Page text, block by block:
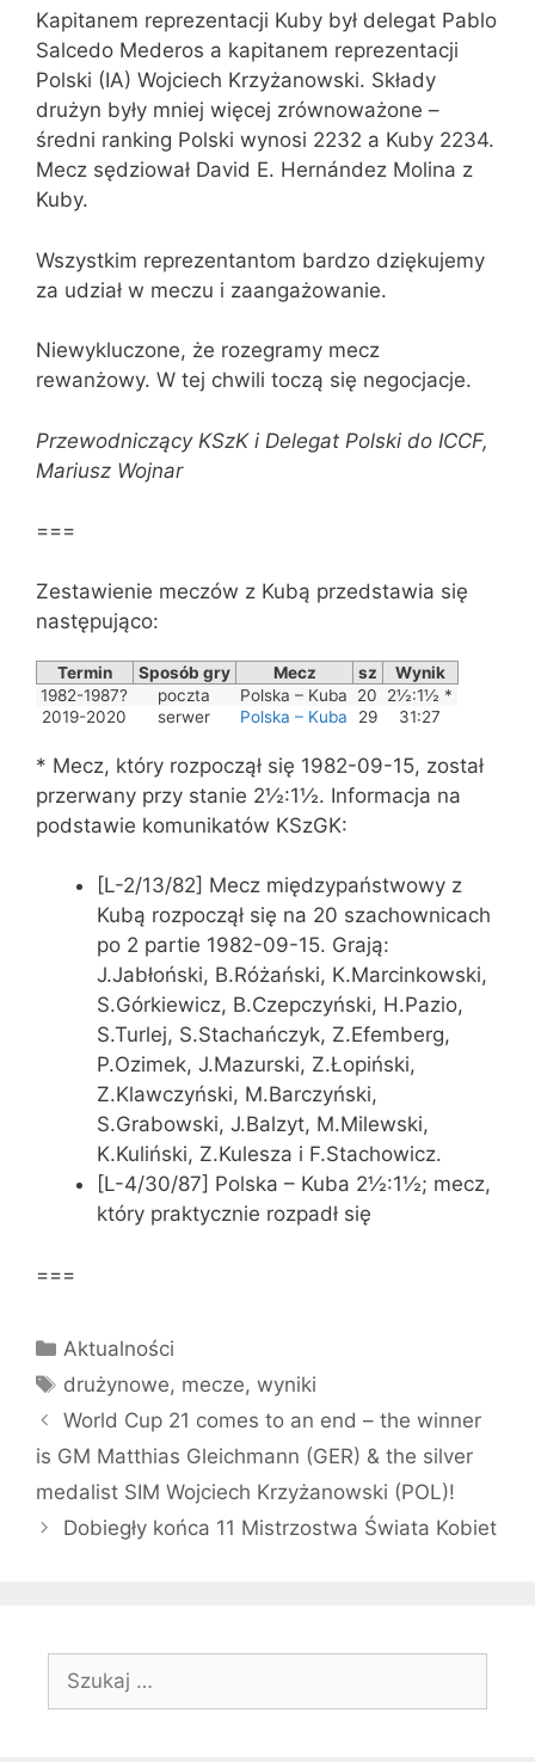
Kapitanem reprezentacji Kuby był delegat Pablo
Salcedo Mederos a kapitanem reprezentacji
Polski (IA) Wojciech Krzyżanowski. Składy
drużyn były mniej więcej zrównoważone –
średni ranking Polski wynosi 2232 a Kuby 2234.
Mecz sędziował David E. Hernández Molina z
Kuby.
Wszystkim reprezentantom bardzo dziękujemy
za udział w meczu i zaangażowanie.
Niewykluczone, że rozegramy mecz
rewanżowy. W tej chwili toczą się negocjacje.
Przewodniczący KSzK i Delegat Polski do ICCF,
Mariusz Wojnar
===
Zestawienie meczów z Kubą przedstawia się
następująco:
Termin Sposób gry Mecz sz
Wynik
1982-1987?
poczta Polska – Kuba 20
2½:1½ *
2019-2020
serwer Polska – Kuba 29 31:27
* Mecz, który rozpoczął się 1982-09-15, został
przerwany przy stanie 2½:1½. Informacja na
podstawie komunikatów KSzGK:
[L-2/13/82] Mecz międzypaństwowy z
Kubą rozpoczął się na 20 szachownicach
po 2 partie 1982-09-15. Grają:
J.Jabłoński, B.Różański, K.Marcinkowski,
S.Górkiewicz, B.Czepczyński, H.Pazio,
S.Turlej, S.Stachańczyk, Z.Efemberg,
P.Ozimek, J.Mazurski, Z.Łopiński,
Z.Klawczyński, M.Barczyński,
S.Grabowski, J.Balzyt, M.Milewski,
K.Kuliński, Z.Kulesza i F.Stachowicz.
[L-4/30/87] Polska – Kuba 2½:1½; mecz,
który praktycznie rozpadł się
===
Kategorie
Aktualności
Tagi
drużynowe, mecze,wyniki
World Cup 21 comes to an end – the winner
is GM Matthias Gleichmann (GER) & the silver
medalist SIM Wojciech Krzyżanowski (POL)!
Dobiegły końca 11 Mistrzostwa Świata Kobiet